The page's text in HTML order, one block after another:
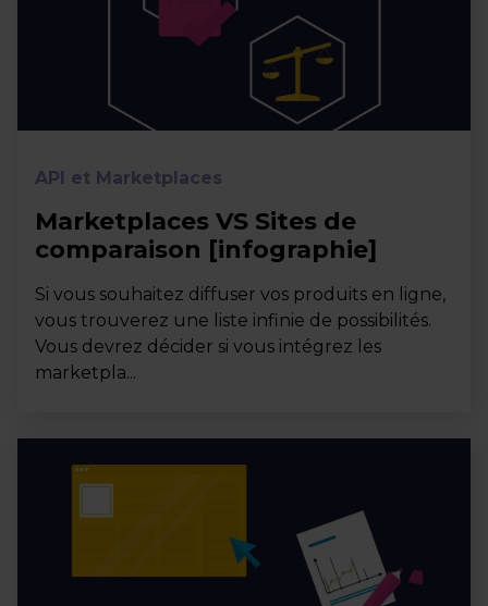
API et Marketplaces
Marketplaces VS Sites de
comparaison [infographie]
Si vous souhaitez diffuser vos produits en ligne,
vous trouverez une liste infinie de possibilités.
Vous devrez décider si vous intégrez les
marketpla...